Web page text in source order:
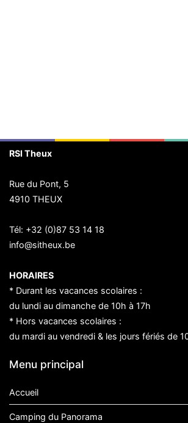
RSI Theux
Rue du Pont, 5
4910 THEUX
Tél: +32 (0)87 53 14 18
info@sitheux.be
HORAIRES
* Durant les vacances scolaires :
du lundi au dimanche de 10h à 17h
* Hors vacances scolaires :
du mardi au vendredi & les jours fériés de
Menu principal
Accueil
Camping du Panorama